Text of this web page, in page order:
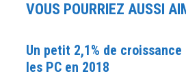
VOUS POURRIEZ AUSSI
Un petit 2,1% de croissance
les PC en 2018